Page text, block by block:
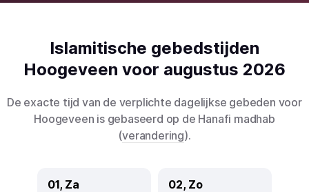
Islamitische gebedstijden
Hoogeveen voor augustus 2026
De exacte tijd van de verplichte dagelijkse gebeden voor
Hoogeveen is gebaseerd op de Hanafi madhab
(verandering).
01, Za 02, Zo